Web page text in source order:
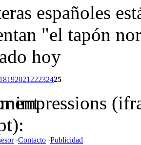
españoles
"el tapón
hoy
18192021 22232425
impressions
·Contacto ·Publicidad